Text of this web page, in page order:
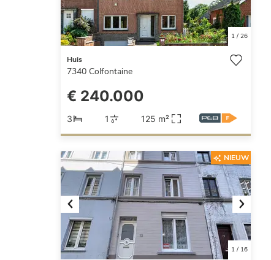
1/ 26
Huis
7340 Colfontaine
€ 240.000
3 1 125 m²
Previous Next
1/ 16
NIEUW